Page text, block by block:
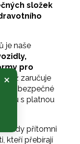
×
složek
je naše
pro
, což zaručuje
bezpečné
s platnou
vždy přítomni
kteří přebírají